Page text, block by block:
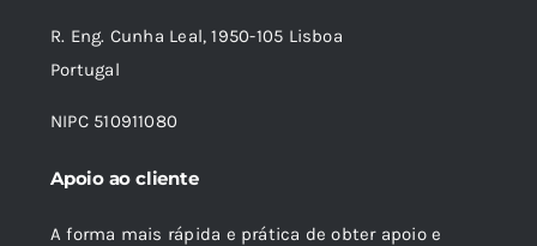
R. Eng. Cunha Leal, 1950-105 Lisboa
Portugal
NIPC 510911080
Apoio ao cliente
A forma mais rápida e prática de obter apoio e